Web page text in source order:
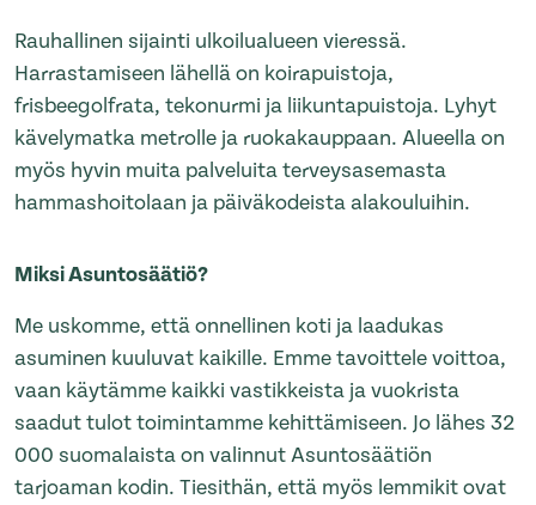
Rauhallinen sijainti ulkoilualueen vieressä.
Harrastamiseen lähellä on koirapuistoja,
frisbeegolfrata, tekonurmi ja liikuntapuistoja. Lyhyt
kävelymatka metrolle ja ruokakauppaan. Alueella on
myös hyvin muita palveluita terveysasemasta
hammashoitolaan ja päiväkodeista alakouluihin.
Miksi Asuntosäätiö?
Me uskomme, että onnellinen koti ja laadukas
asuminen kuuluvat kaikille. Emme tavoittele voittoa,
vaan käytämme kaikki vastikkeista ja vuokrista
saadut tulot toimintamme kehittämiseen. Jo lähes 32
000 suomalaista on valinnut Asuntosäätiön
tarjoaman kodin. Tiesithän, että myös lemmikit ovat